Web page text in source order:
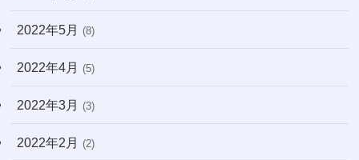
2022年5月 (8)
2022年4月 (5)
2022年3月 (3)
2022年2月 (2)